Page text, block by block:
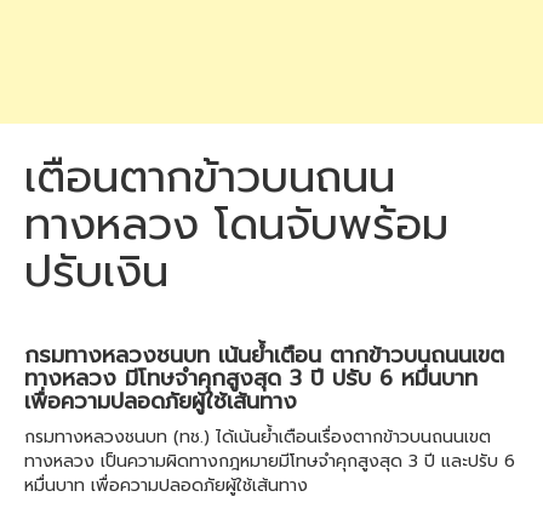
เตือนตากข้าวบนถนน
ทางหลวง โดนจับพร้อม
ปรับเงิน
กรมทางหลวงชนบท เน้นย้ำเตือน ตากข้าวบนถนนเขต
ทางหลวง มีโทษจำคุกสูงสุด 3 ปี ปรับ 6 หมื่นบาท
เพื่อความปลอดภัยผู้ใช้เส้นทาง
กรมทางหลวงชนบท (ทช.) ได้เน้นย้ำเตือนเรื่องตากข้าวบนถนนเขต
ทางหลวง เป็นความผิดทางกฎหมายมีโทษจำคุกสูงสุด 3 ปี และปรับ 6
หมื่นบาท เพื่อความปลอดภัยผู้ใช้เส้นทาง